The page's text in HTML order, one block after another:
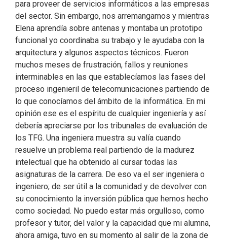
para proveer de servicios informáticos a las empresas
del sector. Sin embargo, nos arremangamos y mientras
Elena aprendía sobre antenas y montaba un prototipo
funcional yo coordinaba su trabajo y le ayudaba con la
arquitectura y algunos aspectos técnicos. Fueron
muchos meses de frustración, fallos y reuniones
interminables en las que establecíamos las fases del
proceso ingenieril de telecomunicaciones partiendo de
lo que conocíamos del ámbito de la informática. En mi
opinión ese es el espíritu de cualquier ingeniería y así
debería apreciarse por los tribunales de evaluación de
los TFG. Una ingeniera muestra su valía cuando
resuelve un problema real partiendo de la madurez
intelectual que ha obtenido al cursar todas las
asignaturas de la carrera. De eso va el ser ingeniera o
ingeniero; de ser útil a la comunidad y de devolver con
su conocimiento la inversión pública que hemos hecho
como sociedad. No puedo estar más orgulloso, como
profesor y tutor, del valor y la capacidad que mi alumna,
ahora amiga, tuvo en su momento al salir de la zona de